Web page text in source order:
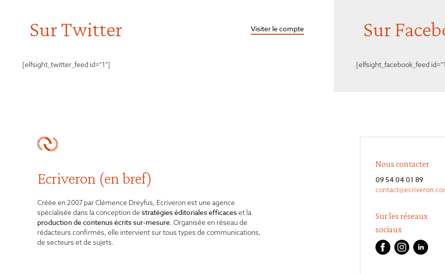
Sur Twitter Visiter le compte
[elfsight_twitter_feed id="1"]
Sur
[elfsight_facebook_feed
Ecriveron (en bref)
Créée en 2007 par Clémence Dreyfus, Ecriveron est une agence
spécialisée dans la conception de stratégies éditorialesefficaceset la
production de contenus écrits sur-mesure. Organisée en réseau de
rédacteurs confirmés, elle intervient sur tous types de communications,
de secteurs et de sujets.
Nous contacter
09 54 04 01 89
Sur les réseaux
sociaux